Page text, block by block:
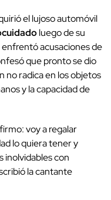
el lujoso automóvil
luego de su
acusaciones de
que pronto se dio
no radica en los objetos
y la capacidad de
voy a regalar
lo quiera tener y
con
la cantante